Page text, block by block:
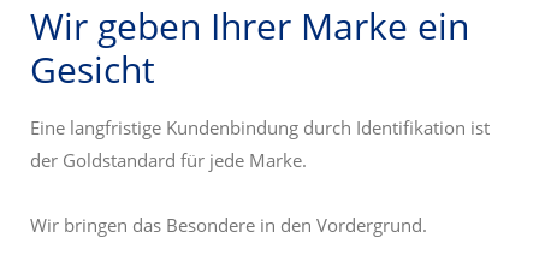
Wir geben Ihrer Marke ein
Gesicht
Eine langfristige Kundenbindung durch Identifikation ist
der Goldstandard für jede Marke.
Wir bringen das Besondere in den Vordergrund.